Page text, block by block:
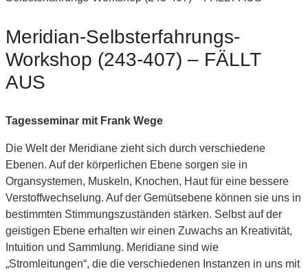
Meridian-Selbsterfahrungs-
Workshop (243-407) – FÄLLT
AUS
Tagesseminar mit Frank Wege
Die Welt der Meridiane zieht sich durch verschiedene
Ebenen. Auf der körperlichen Ebene sorgen sie in
Organsystemen, Muskeln, Knochen, Haut für eine bessere
Verstoffwechselung. Auf der Gemütsebene können sie uns in
bestimmten Stimmungszuständen stärken. Selbst auf der
geistigen Ebene erhalten wir einen Zuwachs an Kreativität,
Intuition und Sammlung. Meridiane sind wie
„Stromleitungen“, die die verschiedenen Instanzen in uns mit